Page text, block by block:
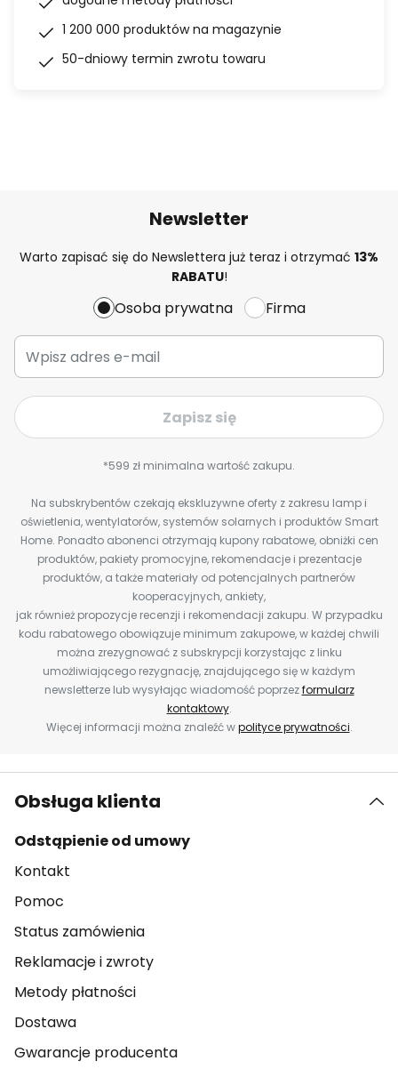
1 200 000 produktów na magazynie
50-dniowy termin zwrotu towaru
Newsletter
Warto zapisać się do Newslettera już teraz i otrzymać 13%
RABATU!
Osoba prywatna Firma
Zapisz się
*599 zł minimalna wartość zakupu.
Na subskrybentów czekają ekskluzywne oferty z zakresu lamp i
oświetlenia, wentylatorów, systemów solarnych i produktów Smart
Home. Ponadto abonenci otrzymają kupony rabatowe, obniżki cen
produktów, pakiety promocyjne, rekomendacje i prezentacje
produktów, a także materiały od potencjalnych partnerów
kooperacyjnych, ankiety,
jak również propozycje recenzji i rekomendacji zakupu. W przypadku
kodu rabatowego obowiązuje minimum zakupowe, w każdej chwili
można zrezygnować z subskrypcji korzystając z linku
umożliwiającego rezygnację, znajdującego się w każdym
newsletterze lub wysyłając wiadomość poprzezformularz
kontaktowy.
Więcej informacji można znaleźć wpolityce prywatności.
Obsługa klienta
Odstąpienie od umowy
Kontakt
Pomoc
Status zamówienia
Reklamacje i zwroty
Metody płatności
Dostawa
Gwarancje producenta